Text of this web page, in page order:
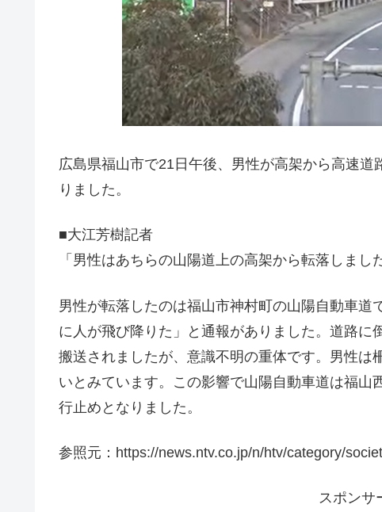
広島県福山市で21日午後、男性が高架から高速
りました。
■大江芳樹記者
「男性はあちらの山陽道上の高架から転落しまし
男性が転落したのは福山市神村町の山陽自動車
に人が飛び降りた」と通報がありました。道路
搬送されましたが、意識不明の重体です。男性
いとみています。この影響で山陽自動車道は福
行止めとなりました。
参照元：https://news.ntv.co.jp/n/htv/category/
スポンサ